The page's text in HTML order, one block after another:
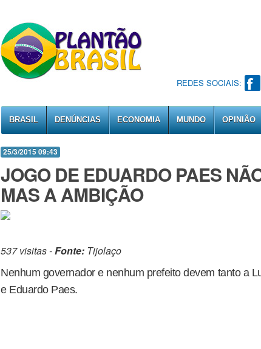
REDES SOCIAIS:
BRASIL DENÚNCIAS ECONOMIA MUNDO OPINIÃO
25/3/2015 09:43
JOGO DE EDUARDO PAES
MAS A AMBIÇÃO
537 visitas -Fonte: Tijolaço
Nenhum governador e nenhum prefeito devem tanto a
e Eduardo Paes.